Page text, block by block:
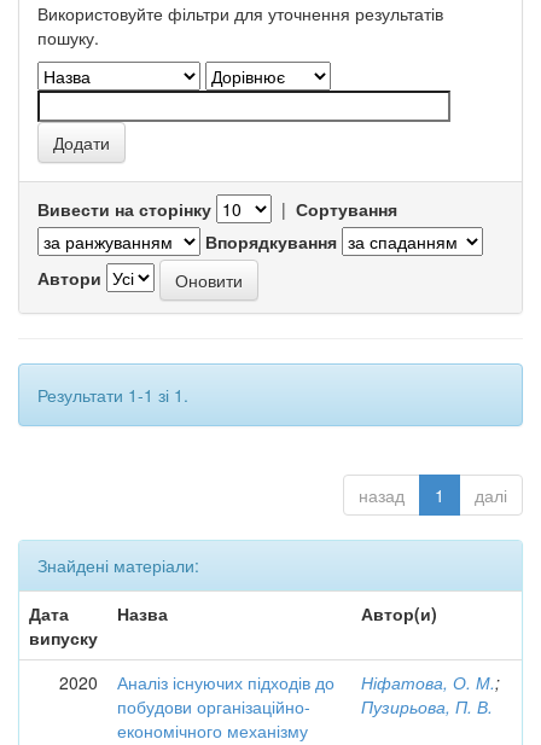
Використовуйте фільтри для уточнення результатів
пошуку.
Вивести на сторінку | Сортування
Впорядкування
Автори
Результати 1-1 зі 1.
назад 1 далі
Знайдені матеріали:
Дата
випуску
Назва Автор(и)
2020
Аналіз існуючих підходів до
побудови організаційно-
економічного механізму
Ніфатова, О. М.;
Пузирьова, П. В.